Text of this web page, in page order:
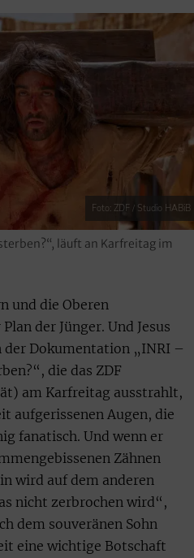
Foto: ZDF / Studio HABiB
läuft an Karfreitag im
und die Oberen
der Jünger. Und Jesus
der Dokumentation „INRI –
die das ZDF
am Karfreitag ausstrahlt,
aufgerissenen Augen, die
fanatisch. Und wenn er
Zähnen
wird auf dem anderen
nicht zerbrochen wird“,
dem souveränen Sohn
eine wichtige Botschaft